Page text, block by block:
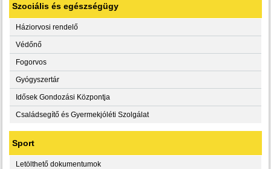
Szociális és egészségügy
Háziorvosi rendelő
Védőnő
Fogorvos
Gyógyszertár
Idősek Gondozási Központja
Családsegítő és Gyermekjóléti Szolgálat
Sport
Letölthető dokumentumok